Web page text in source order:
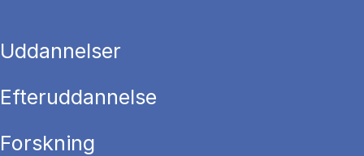
Uddannelser
Efteruddannelse
Forskning